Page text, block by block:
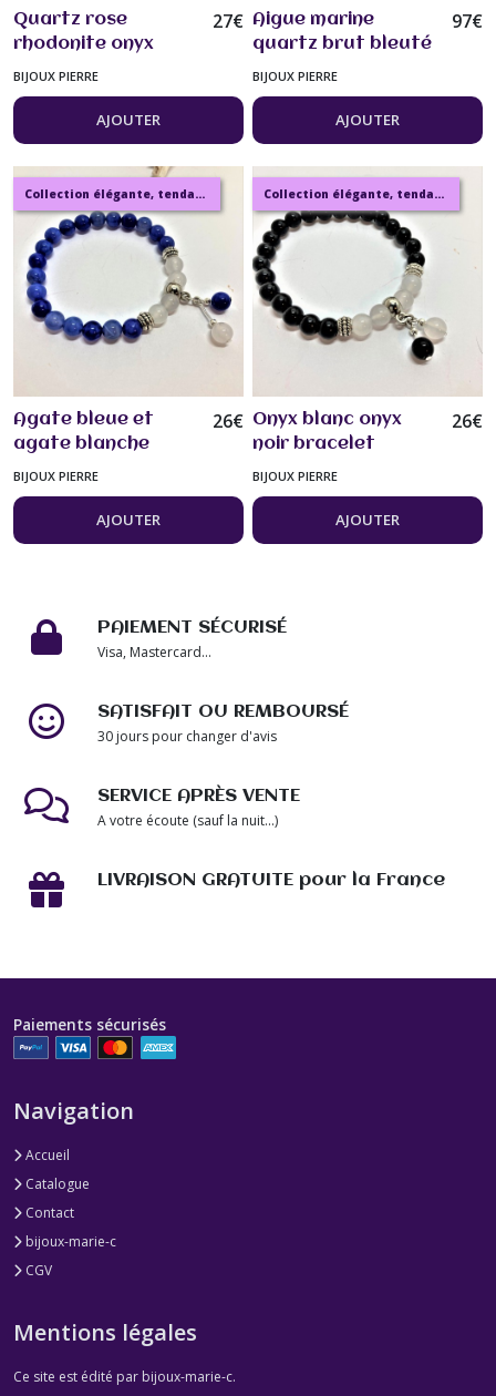
Quartz rose
rhodonite onyx
Blanc superbe
bracelet tendance
16 à 19 cm pierres
fines 8mm et
argent tibétain
bijou femme
27€
BIJOUX PIERRE
AJOUTER
Aigue marine
quartz brut bleuté
irisé apatite collier
55cm, pierres fines
veritables collier
Bijou femme
97€
BIJOUX PIERRE
AJOUTER
Collection élégante, tendance, moderne, de bijoux en ambre, pierre, perles.
Agate bleue et
agate blanche
Bracelet tendance
de 16 à 19 cm
perles 8mm avec
pendants bijou
26€
BIJOUX PIERRE
AJOUTER
Collection élégante, tendance, moderne, de bijoux en ambre, pierre, perles.
Onyx blanc onyx
noir bracelet
tendance de 16 à 19
cm perles de 8mm
avec breloques
bijou femme
26€
BIJOUX PIERRE
AJOUTER
PAIEMENT SÉCURISÉ
Visa, Mastercard...
SATISFAIT OU REMBOURSÉ
30 jours pour changer d'avis
SERVICE APRÈS VENTE
A votre écoute (sauf la nuit...)
LIVRAISON GRATUITE pour la France
Paiements sécurisés
Navigation
Accueil
Catalogue
Contact
bijoux-marie-c
CGV
Mentions légales
Ce site est édité par bijoux-marie-c.